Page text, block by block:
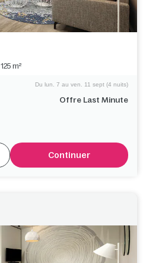
125 m²
Offre Last Minute
Du lun. 7 au ven. 11 sept (4 nuits)
Continuer